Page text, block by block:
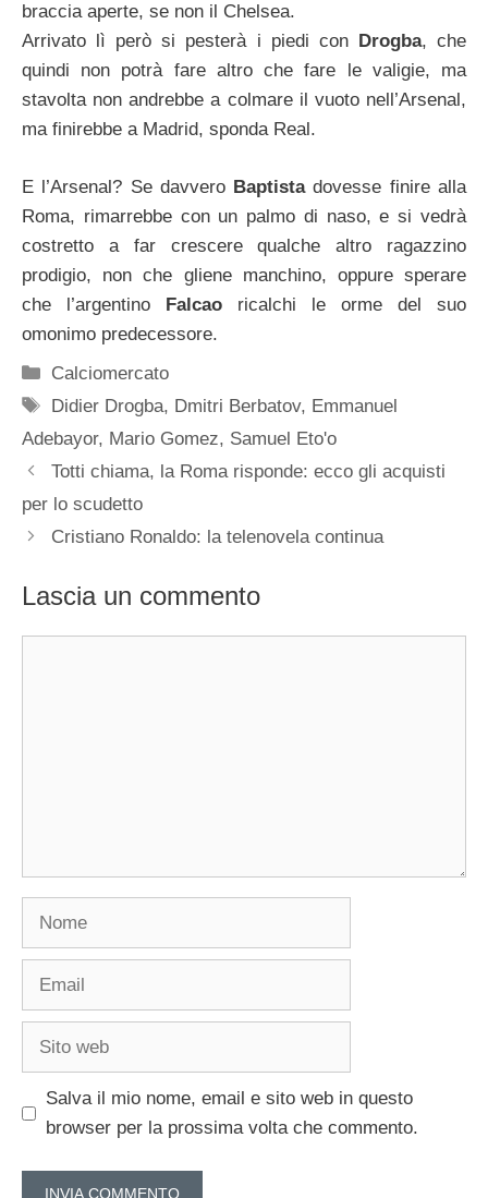
braccia aperte, se non il Chelsea.
Arrivato lì però si pesterà i piedi con Drogba, che
quindi non potrà fare altro che fare le valigie, ma
stavolta non andrebbe a colmare il vuoto nell’Arsenal,
ma finirebbe a Madrid, sponda Real.
E l’Arsenal? Se davvero Baptistadovesse finire alla
Roma, rimarrebbe con un palmo di naso, e si vedrà
costretto a far crescere qualche altro ragazzino
prodigio, non che gliene manchino, oppure sperare
che l’argentino Falcao ricalchi le orme del suo
omonimo predecessore.
Categorie
Calciomercato
Tag
Didier Drogba, Dmitri Berbatov, Emmanuel
Adebayor, Mario Gomez, Samuel Eto'o
Totti chiama, la Roma risponde: ecco gli acquisti
per lo scudetto
Cristiano Ronaldo: la telenovela continua
Lascia un commento
Nome
Email
Sito
Salva il mio nome, email e sito web in questo
browser per la prossima volta che commento.